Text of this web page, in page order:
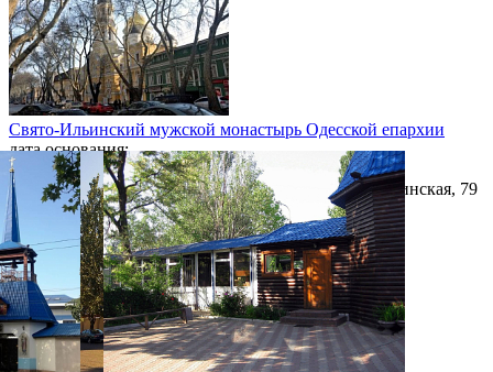
Свято-Ильинский мужской монастырь Одесской епархии
дата основания:
1884 год
Украина, Одесская область, город Одесса, ул. Пушкинская, 79
фотогалерея